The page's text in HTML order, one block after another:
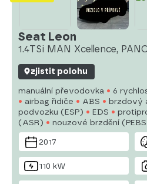
Seat Leon
1.4TSi MAN Xcellence,
zjistit polohu
manuální převodovka 6
airbag řidiče
ABS brzdový
podvozku (ESP)
EDS
(ASR)
nouzové brzdění
kopce (HSA)
aut. zabrzdění v
posilovač řízení
2017
110 kW